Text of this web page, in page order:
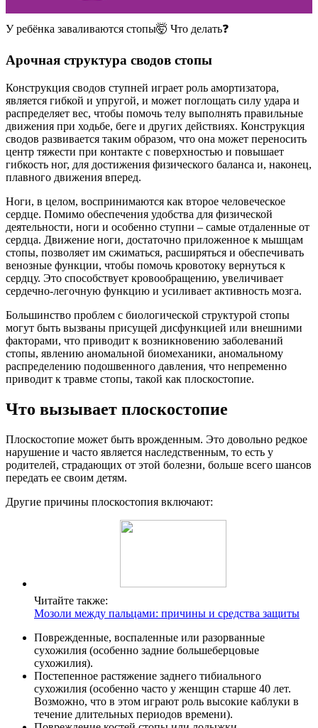
У ребёнка заваливаются стопы🤯 Что делать❓
Арочная структура сводов стопы
Конструкция сводов ступней играет роль амортизатора,
является гибкой и упругой, и может поглощать силу удара и
распределяет вес, чтобы помочь телу выполнять правильные
движения при ходьбе, беге и других действиях. Конструкция
сводов развивается таким образом, что она может переносить
центр тяжести при контакте с поверхностью и повышает
гибкость ног, для достижения физического баланса и, наконец,
плавного движения вперед.
Ноги, в целом, воспринимаются как второе человеческое
сердце. Помимо обеспечения удобства для физической
деятельности, ноги и особенно ступни – самые отдаленные от
сердца. Движение ноги, достаточно приложенное к мышцам
стопы, позволяет им сжиматься, расширяться и обеспечивать
венозные функции, чтобы помочь кровотоку вернуться к
сердцу. Это способствует кровообращению, увеличивает
сердечно-легочную функцию и усиливает активность мозга.
Большинство проблем с биологической структурой стопы
могут быть вызваны присущей дисфункцией или внешними
факторами, что приводит к возникновению заболеваний
стопы, явлению аномальной биомеханики, аномальному
распределению подошвенного давления, что непременно
приводит к травме стопы, такой как плоскостопие.
Что вызывает плоскостопие
Плоскостопие может быть врожденным. Это довольно редкое
нарушение и часто является наследственным, то есть у
родителей, страдающих от этой болезни, больше всего шансов
передать ее своим детям.
Другие причины плоскостопия включают:
Читайте также:
Мозоли между пальцами: причины и средства защиты
Поврежденные, воспаленные или разорванные
сухожилия (особенно задние большеберцовые
сухожилия).
Постепенное растяжение заднего тибиального
сухожилия (особенно часто у женщин старше 40 лет.
Возможно, что в этом играют роль высокие каблуки в
течение длительных периодов времени).